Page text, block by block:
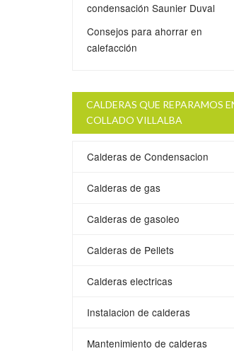
condensación Saunier Duval
Consejos para ahorrar en
calefacción
CALDERAS QUE REPARAMOS
COLLADO VILLALBA
Calderas de Condensacion
Calderas de gas
Calderas de gasoleo
Calderas de Pellets
Calderas electricas
Instalacion de calderas
Mantenimiento de calderas